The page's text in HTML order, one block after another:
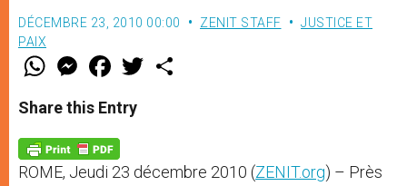
DÉCEMBRE 23, 2010 00:00 ZENIT STAFF
JUSTICE ET
PAIX
W
t
s
p
p
M
e
s
e
g
e
r
F
a
e
b
o
k
w
Share this Entry
ROME, Jeudi 23 décembre 2010 (ZENIT.org) – Près